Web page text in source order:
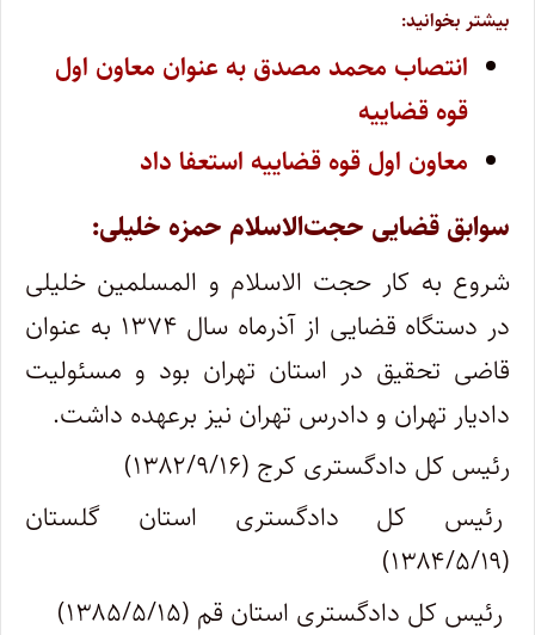
بیشتر بخوانید:
انتصاب محمد مصدق به عنوان معاون اول
قوه قضاییه
معاون اول قوه قضاییه استعفا داد
سوابق قضایی حجت‌الاسلام حمزه خلیلی:
شروع به کار حجت الاسلام و المسلمین خلیلی
در دستگاه قضایی از آذرماه سال ۱۳۷۴ به عنوان
قاضی تحقیق در استان تهران بود و مسئولیت
دادیار تهران و دادرس تهران نیز برعهده داشت.
رئیس کل دادگستری کرج (۱۳۸۲/۹/۱۶)
رئیس کل دادگستری استان گلستان
(۱۳۸۴/۵/۱۹)
رئیس کل دادگستری استان قم (۱۳۸۵/۵/۱۵)